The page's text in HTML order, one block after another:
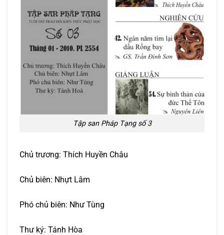
Tập san Pháp Tạng số 3
Chủ trương: Thích Huyền Châu
Chủ biên: Nhựt Lâm
Phó chủ biên: Như Tùng
Thư ký: Tánh Hòa